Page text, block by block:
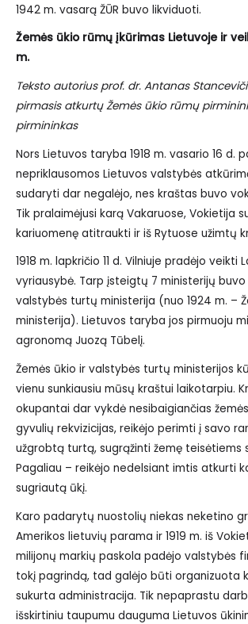
1942 m. vasarą ŽŪR buvo likviduoti.
Žemės ūkio rūmų įkūrimas Lietuvoje ir
m.
Teksto autorius prof. dr. Antanas
pirmasis atkurtų Žemės ūkio rūmų
pirmininkas
Nors Lietuvos taryba 1918 m. vasario 16 d.
nepriklausomos Lietuvos valstybės
sudaryti dar negalėjo, nes kraštas buvo
Tik pralaimėjusi karą Vakaruose, Vokietija
kariuomenę atitraukti ir iš Rytuose užimtų
1918 m. lapkričio 11 d. Vilniuje pradėjo veikti
vyriausybė. Tarp įsteigtų 7 ministerijų buvo
valstybės turtų ministerija (nuo 1924 m. –
ministerija). Lietuvos taryba jos pirmuoju
agronomą Juozą Tūbelį.
Žemės ūkio ir valstybės turtų ministerijos
vienu sunkiausiu mūsų kraštui laikotarpiu.
okupantai dar vykdė nesibaigiančias
gyvulių rekvizicijas, reikėjo perimti į savo
užgrobtą turtą, sugrąžinti žemę teisėtiems
Pagaliau – reikėjo nedelsiant imtis atkurti
sugriautą ūkį.
Karo padarytų nuostolių niekas neketino
Amerikos lietuvių parama ir 1919 m. iš
milijonų markių paskola padėjo valstybės
tokį pagrindą, tad galėjo būti organizuota
sukurta administracija. Tik nepaprastu
išskirtiniu taupumu dauguma Lietuvos